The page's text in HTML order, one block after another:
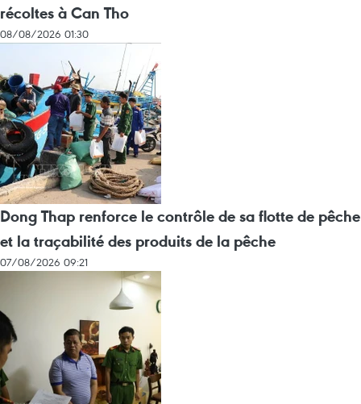
récoltes à Can Tho
08/08/2026 01:30
Dong Thap renforce le contrôle de sa flotte de pêche
et la traçabilité des produits de la pêche
07/08/2026 09:21